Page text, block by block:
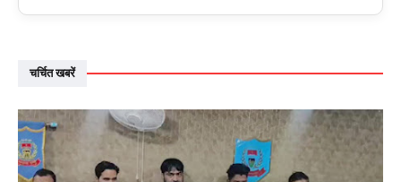
चर्चित खबरें